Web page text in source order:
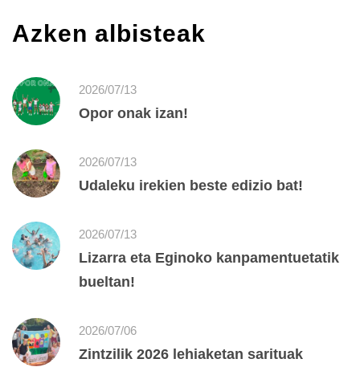
Azken albisteak
2026/07/13
Opor onak izan!
2026/07/13
Udaleku irekien beste edizio bat!
2026/07/13
Lizarra eta Eginoko kanpamentuetatik
bueltan!
2026/07/06
Zintzilik 2026 lehiaketan sarituak